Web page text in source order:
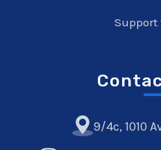
Support
9/4c, 1010